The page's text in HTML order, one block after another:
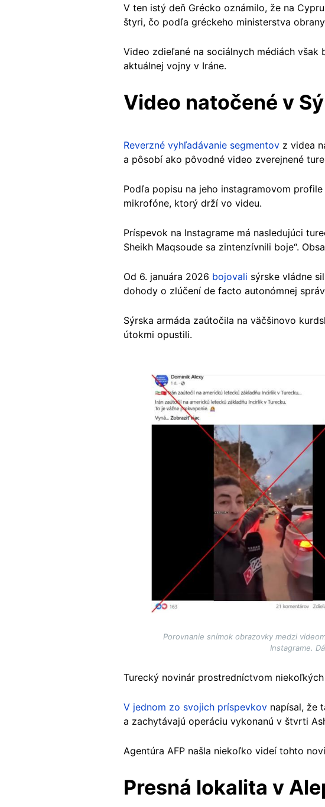
V ten istý deň Grécko oznámilo, že na
štyri, čo podľa gréckeho ministerstva obrany
Video zdieľané na sociálnych médiách
aktuálnej vojny v Iráne.
Video natočené v
Reverzné vyhľadávanie segmentov z videa
a pôsobí ako pôvodné video zverejnené
Podľa popisu na jeho instagramovom
mikrofóne, ktorý drží vo videu.
Príspevok na Instagrame má nasledujúci
Sheikh Maqsoude sa zintenzívnili boje“.
Od 6. januára 2026 bojovali sýrske vládne
dohody o zlúčení de facto autonómnej
Sýrska armáda zaútočila na väčšinovo
útokmi opustili.
Porovnanie snímok obrazovky medzi
Instagrame.
Turecký novinár prostredníctvom
V jednom zo svojich príspevkov napísal, že
a zachytávajú operáciu vykonanú v štvrti
Agentúra AFP našla niekoľko videí tohto
Presná lokalita v